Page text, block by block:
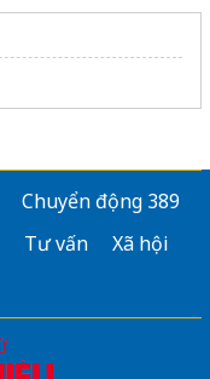
Chuyển động 389
Tư vấn
Xã hội